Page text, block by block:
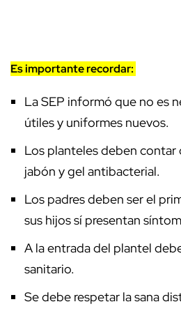
Es importante recordar:
La SEP informó que no es
útiles y uniformes nuevos.
Los planteles deben contar
jabón y gel antibacterial.
Los padres deben ser el
sus hijos sí presentan
A la entrada del plantel
sanitario.
Se debe respetar la sana